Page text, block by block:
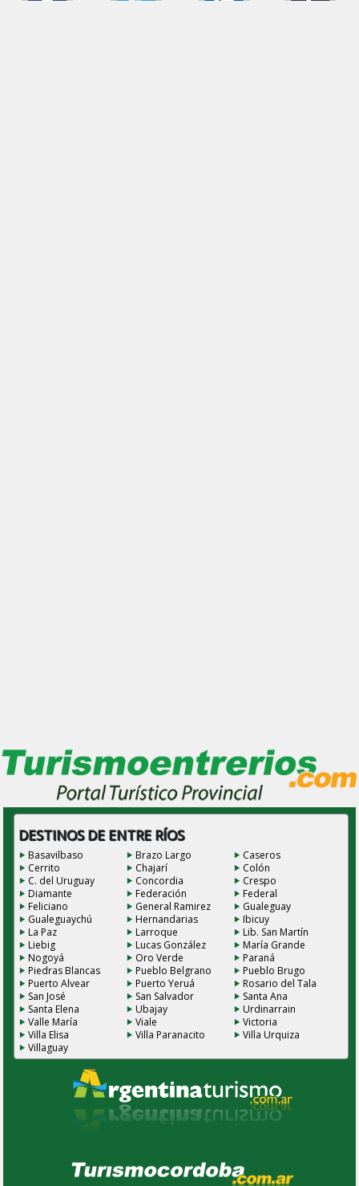
DESTINOS DE ENTRE RÍOS
Basavilbaso Brazo Largo
Caseros
Cerrito
Chajarí
Colón
C. del Uruguay
Concordia
Crespo
Diamante
Federación
Federal
Feliciano
General Ramirez
Gualeguay
Gualeguaychú
Hernandarias
Ibicuy
La Paz
Larroque
Lib. San Martín
Liebig
Lucas González
María Grande
Nogoyá
Oro Verde
Paraná
Piedras Blancas
Pueblo Belgrano
Pueblo Brugo
Puerto Alvear
Puerto Yeruá
Rosario del Tala
San José
San Salvador
Santa Ana
Santa Elena
Ubajay
Urdinarrain
Valle María
Viale
Victoria
Villa Elisa
Villa Paranacito
Villa Urquiza
Villaguay